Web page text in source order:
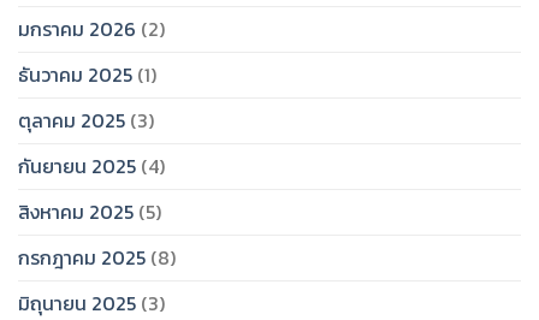
มกราคม 2026 (2)
ธันวาคม 2025 (1)
ตุลาคม 2025 (3)
กันยายน 2025 (4)
สิงหาคม 2025 (5)
กรกฎาคม 2025 (8)
มิถุนายน 2025 (3)